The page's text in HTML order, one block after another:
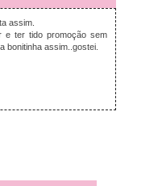
assim.
e ter tido promoção sem
bonitinha assim..gostei.